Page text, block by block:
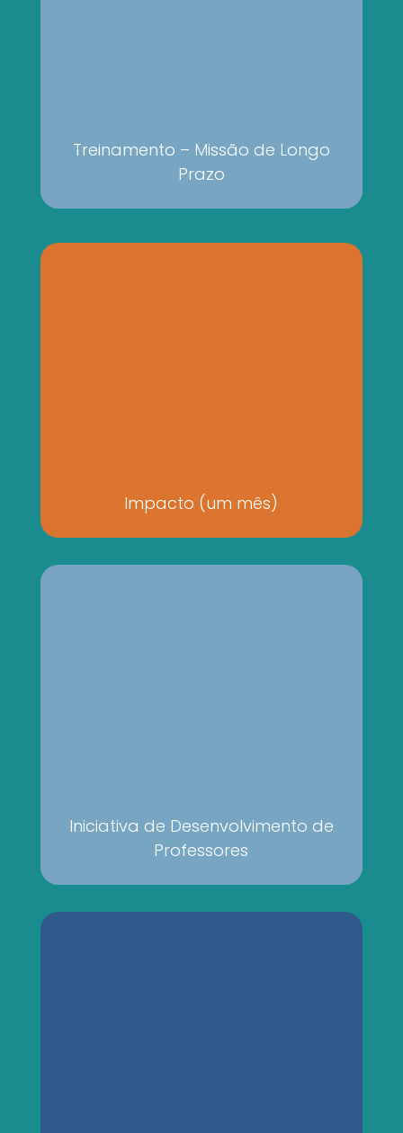
Treinamento – Missão de Longo
Prazo
Impacto (um mês)
Iniciativa de Desenvolvimento de
Professores